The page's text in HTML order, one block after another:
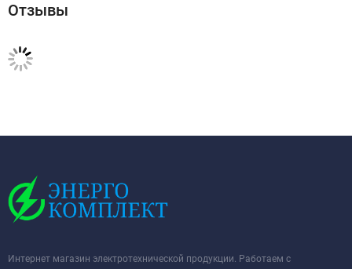
Отзывы
Интернет магазин электротехнической продукции. Работаем с